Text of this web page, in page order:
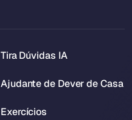
Tira Dúvidas IA
Ajudante de Dever de Casa
Exercícios